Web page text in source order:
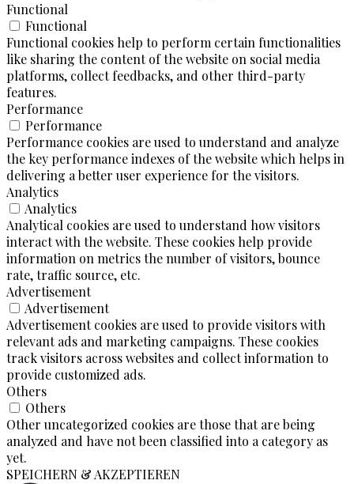
Functional
Functional
Functional cookies help to perform certain functionalities
like sharing the content of the website on social media
platforms, collect feedbacks, and other third-party
features.
Performance
Performance
Performance cookies are used to understand and analyze
the key performance indexes of the website which helps in
delivering a better user experience for the visitors.
Analytics
Analytics
Analytical cookies are used to understand how visitors
interact with the website. These cookies help provide
information on metrics the number of visitors, bounce
rate, traffic source, etc.
Advertisement
Advertisement
Advertisement cookies are used to provide visitors with
relevant ads and marketing campaigns. These cookies
track visitors across websites and collect information to
provide customized ads.
Others
Others
Other uncategorized cookies are those that are being
analyzed and have not been classified into a category as
yet.
SPEICHERN & AKZEPTIEREN